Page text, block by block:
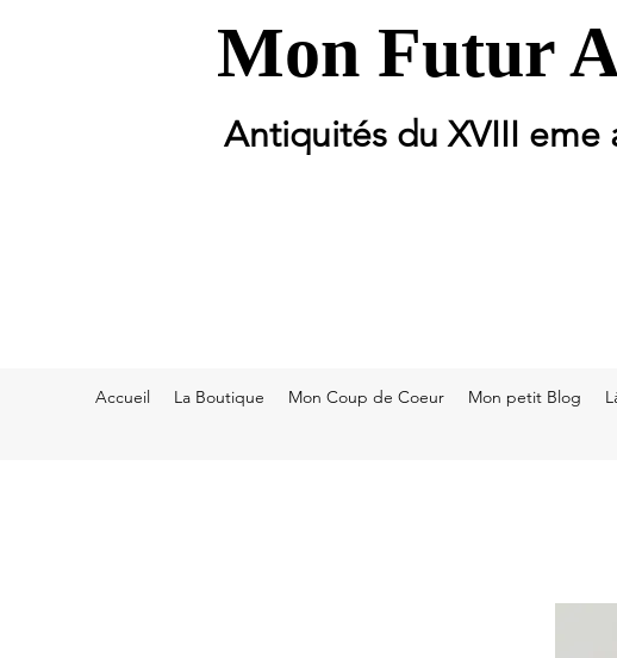
Mon Futur
Antiquités du XVIII eme
Accueil La Boutique Mon Coup de Coeur Mon petit Blog